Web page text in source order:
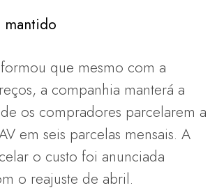
mantido
que mesmo com a
a companhia manterá a
os compradores parcelarem a
em seis parcelas mensais. A
o custo foi anunciada
o reajuste de abril.